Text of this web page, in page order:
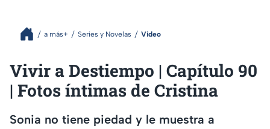
a más+ Series y Novelas Video
Vivir a Destiempo | Capítulo 90
| Fotos íntimas de Cristina
Sonia no tiene piedad y le muestra a